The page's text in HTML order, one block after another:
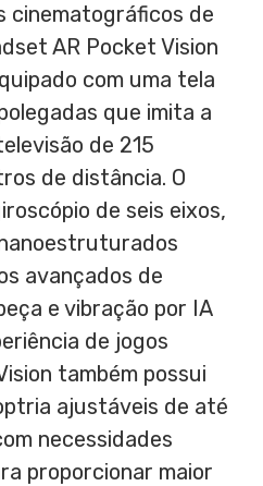
cinematográficos de
AR Pocket Vision
com uma tela
que imita a
de 215
de distância. O
de seis eixos,
avançados de
e vibração por IA
de jogos
também possui
ajustáveis de até
necessidades
proporcionar maior